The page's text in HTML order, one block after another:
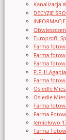
Kanalizacja
DECYZJE
Europrofil
Farma
Farma
Farma
P.P-
Farma
Osiedle
Osiedle
Farma
Farma
Jemiołowo
Farma